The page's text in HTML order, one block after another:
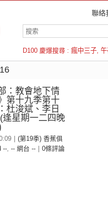
聯絡
D100 慶爆搜尋 : 瘋中三子,
羅倫斯
：教會地下情
第十九季第十
浚斌、李日
星期一二四晚
(第19季) 香蕉俱
--, -- 網台 -- 0條評論